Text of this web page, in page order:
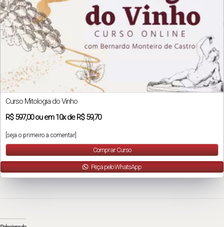
Curso Mitologia do Vinho
R$597,00ou em10xde R$ 59,70
[seja o primeiro a comentar]
Comprar Curso
Peça pelo WhatsApp